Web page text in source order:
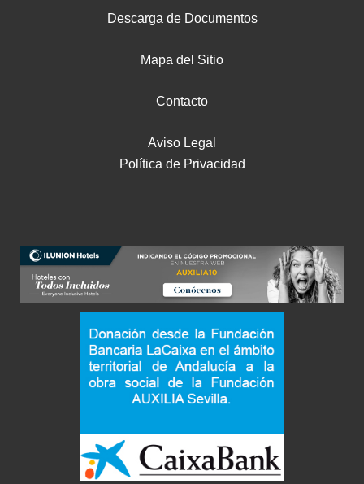
Descarga de Documentos
Mapa del Sitio
Contacto
Aviso Legal
Política de Privacidad